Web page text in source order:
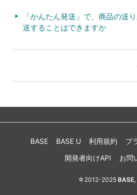
「かんたん発送」で、商品の送
送することはできますか
BASE BASE U 利用規約
プ
開発者向けAPI
お問
© 2012-2025BASE,